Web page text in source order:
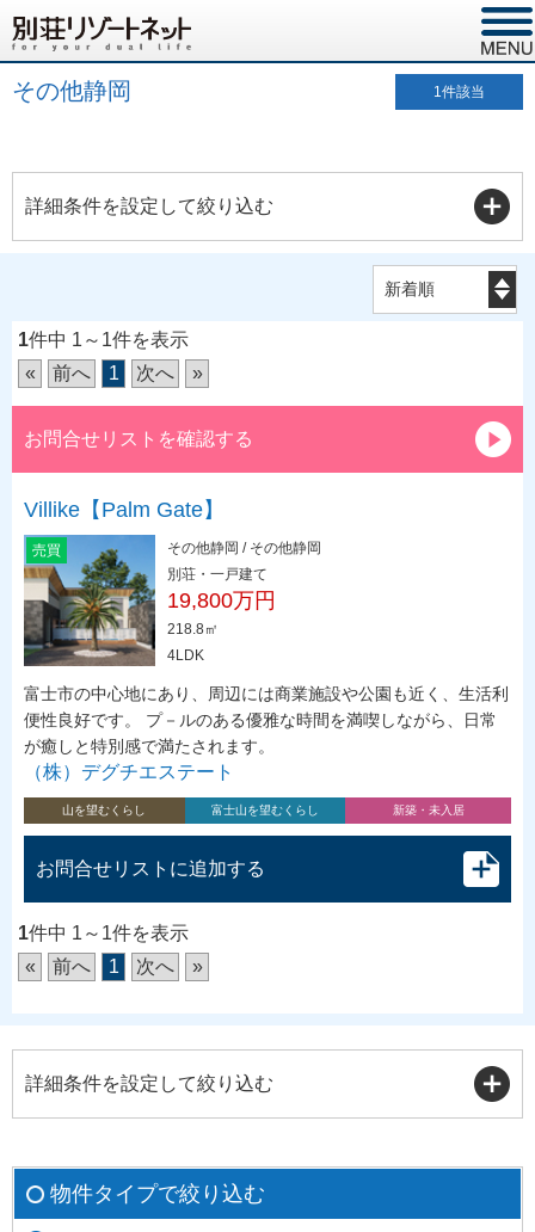
その他静岡 1件該当
詳細条件を設定して絞り込む
1件中 1～1件を表示
«
前へ 1 次へ »
お問合せリストを確認する
Villike【Palm Gate】
売買
その他静岡 / その他静岡
別荘・一戸建て
19,800万円
218.8㎡
4LDK
富士市の中心地にあり、周辺には商業施設や公園も近く、生活利
便性良好です。 プ－ルのある優雅な時間を満喫しながら、日常
が癒しと特別感で満たされます。
（株）デグチエステート
山を望むくらし 富士山を望むくらし 新築・未入居
お問合せリストに追加する
1件中 1～1件を表示
«
前へ 1 次へ »
詳細条件を設定して絞り込む
物件タイプで絞り込む